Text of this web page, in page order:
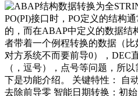
PO(PI)接口时，PO定义的结构
的，而在ABAP中定义的数据结
者带着一个例程转换的数据（比
对方系统不而要前导0），DEC
（，逗号），点号等问题，所
下是功能介绍。 关键特性： 自
去除前导零 智能日期转换：初